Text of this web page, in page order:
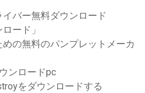
バー無料ダウンロード
ード」
の無料のパンプレットメーカ
ンロードpc
をダウンロードする